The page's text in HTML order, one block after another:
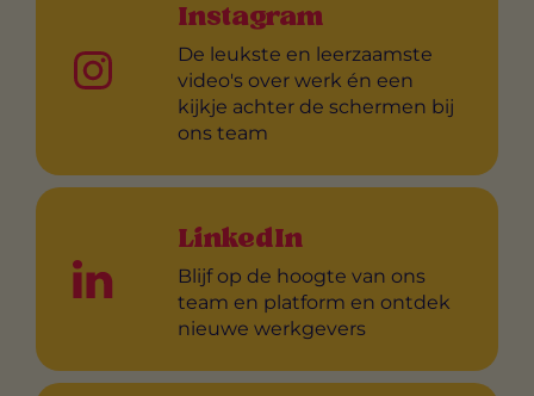
Instagram
De leukste en leerzaamste
video's over werk én een
kijkje achter de schermen bij
ons team
LinkedIn
Blijf op de hoogte van ons
team en platform en ontdek
nieuwe werkgevers